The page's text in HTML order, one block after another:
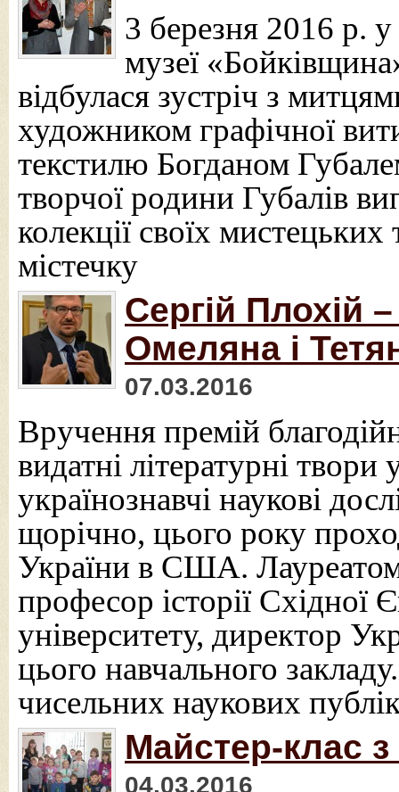
3 березня 2016 р.
музеї
відбулася зустріч з
художником графічної
текстилю Богданом
творчої родини Губалів
колекції своїх
містечку
Сергій Плохій
Омеляна і
07.03.2016
Вручення премій
видатні літературні
українознавчі наукові
щорічно, цього року
України в США.
професор історії Східної
університету, директор
цього навчального
чисельних наукових
Майстер-клас
04.03.2016